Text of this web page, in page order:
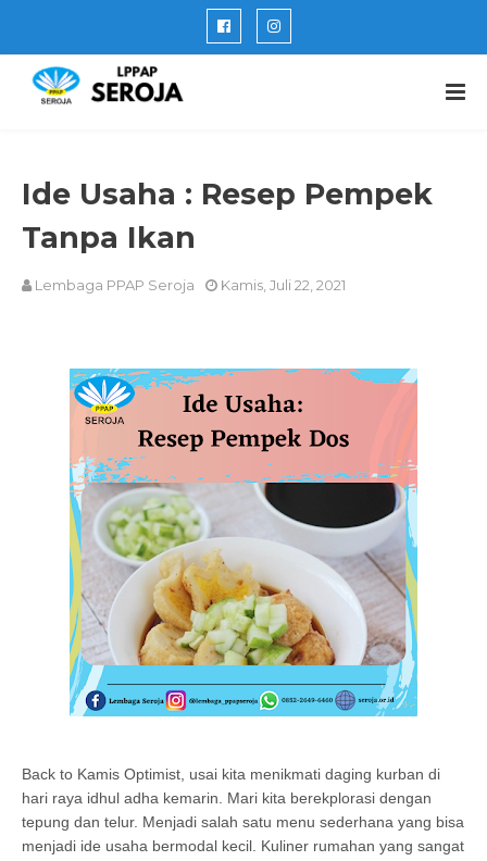
Ide Usaha : Resep Pempek
Tanpa Ikan
Lembaga PPAP Seroja Kamis, Juli 22, 2021
Back to Kamis Optimist, usai kita menikmati daging kurban di
hari raya idhul adha kemarin. Mari kita berekplorasi dengan
tepung dan telur. Menjadi salah satu menu sederhana yang bisa
menjadi ide usaha bermodal kecil. Kuliner rumahan yang sangat